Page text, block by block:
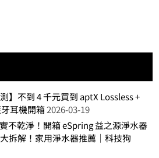
測】不到 4 千元買到 aptX Lossless +
耳機開箱2026-03-19
不乾淨！開箱 eSpring 益之源淨水器
拆解！家用淨水器推薦｜科技狗